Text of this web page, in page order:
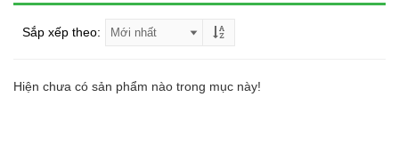
Sắp xếp theo:
Hiện chưa có sản phẩm nào trong mục này!